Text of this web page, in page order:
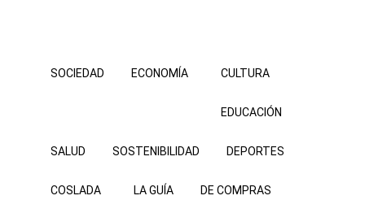
SOCIEDAD ECONOMÍA CULTURA
EDUCACIÓN
SALUD SOSTENIBILIDAD DEPORTES
COSLADA LA GUÍA DE COMPRAS